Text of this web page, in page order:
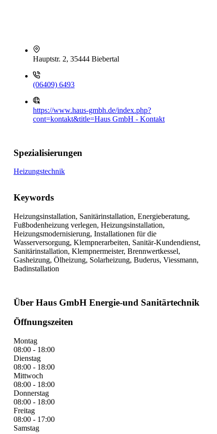
Hauptstr. 2, 35444 Biebertal
(06409) 6493
https://www.haus-gmbh.de/index.php?
cont=kontakt&title=Haus GmbH - Kontakt
Spezialisierungen
Heizungstechnik
Keywords
Heizungsinstallation, Sanitärinstallation, Energieberatung,
Fußbodenheizung verlegen, Heizungsinstallation,
Heizungsmodernisierung, Installationen für die
Wasserversorgung, Klempnerarbeiten, Sanitär-Kundendienst,
Sanitärinstallation, Klempnermeister, Brennwertkessel,
Gasheizung, Ölheizung, Solarheizung, Buderus, Viessmann,
Badinstallation
Über Haus GmbH Energie-und Sanitärtechnik
Öffnungszeiten
Montag
08:00 - 18:00
Dienstag
08:00 - 18:00
Mittwoch
08:00 - 18:00
Donnerstag
08:00 - 18:00
Freitag
08:00 - 17:00
Samstag